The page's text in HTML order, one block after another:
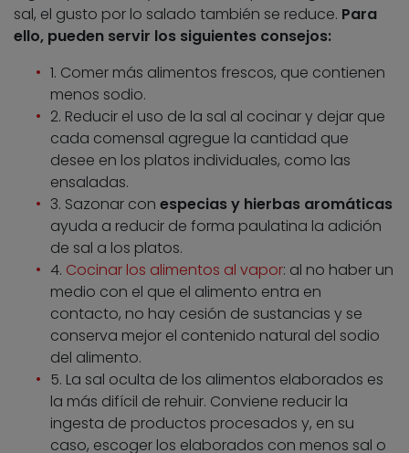
sal, el gusto por lo salado también se reduce. Para
ello, pueden servir los siguientes consejos:
1. Comer más alimentos frescos, que contienen
menos sodio.
2. Reducir el uso de la sal al cocinar y dejar que
cada comensal agregue la cantidad que
desee en los platos individuales, como las
ensaladas.
3. Sazonar con especias y hierbas aromáticas
ayuda a reducir de forma paulatina la adición
de sal a los platos.
4. Cocinar los alimentos al vapor: al no haber un
medio con el que el alimento entra en
contacto, no hay cesión de sustancias y se
conserva mejor el contenido natural del sodio
del alimento.
5. La sal oculta de los alimentos elaborados es
la más difícil de rehuir. Conviene reducir la
ingesta de productos procesados y, en su
caso, escoger los elaborados con menos sal o